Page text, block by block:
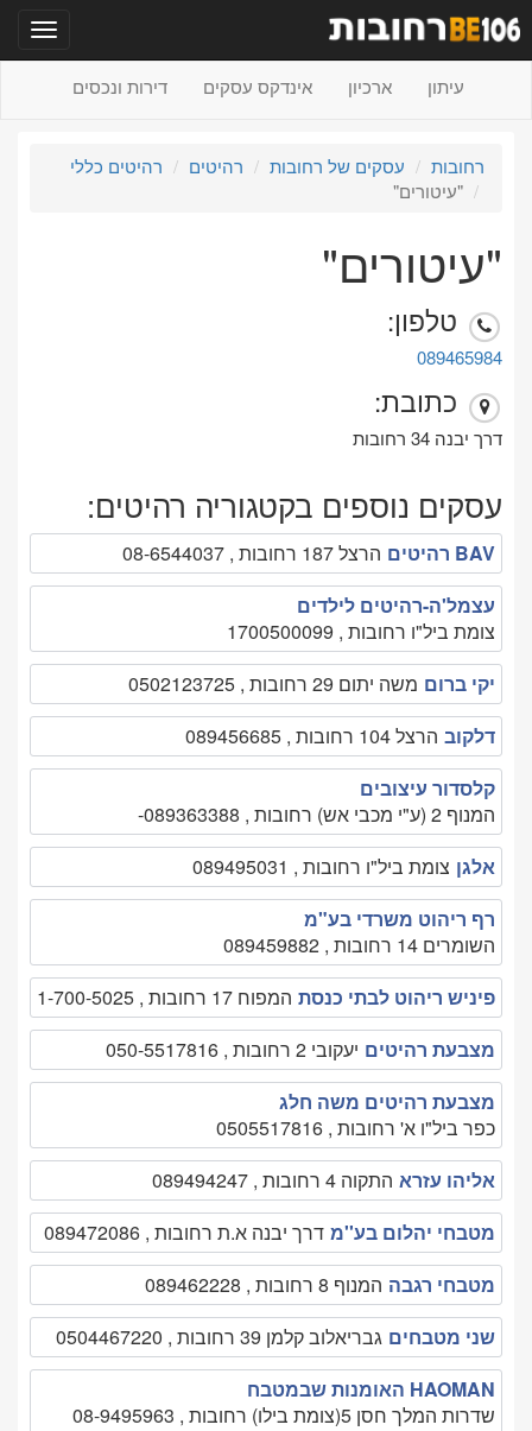
עיתון ארכיון אינדקס עסקים דירות ונכסים
רחובות עסקים של רחובות רהיטים
רהיטים כללי
"עיטורים"
"עיטורים"
טלפון:
089465984
כתובת:
דרך יבנה 34 רחובות
עסקים נוספים בקטגוריה רהיטים:
BAV רהיטים
הרצל 187 רחובות , 08-6544037
עצמל'ה-רהיטים לילדים
צומת ביל"ו רחובות , 1700500099
יקי ברום משה יתום 29 רחובות , 0502123725
דלקוב הרצל 104 רחובות , 089456685
קלסדור עיצובים
המנוף 2 (ע"י מכבי אש) רחובות , 089363388-
אלגן צומת ביל"ו רחובות , 089495031
רף ריהוט משרדי בע"מ
השומרים 14 רחובות , 089459882
פיניש ריהוט לבתי כנסת המפוח 17 רחובות , 1-700-5025
מצבעת רהיטים יעקובי 2 רחובות , 050-5517816
מצבעת רהיטים משה חלג
כפר ביל"ו א' רחובות , 0505517816
אליהו עזרא התקוה 4 רחובות , 089494247
מטבחי יהלום בע''מ דרך יבנה א.ת רחובות , 089472086
מטבחי רגבה המנוף 8 רחובות , 089462228
שני מטבחים גבריאלוב קלמן 39 רחובות , 0504467220
HAOMAN האומנות שבמטבח
שדרות המלך חסן 5(צומת בילו) רחובות , 08-9495963